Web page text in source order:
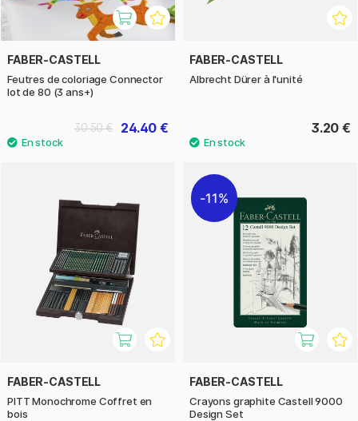
FABER-CASTELL
Feutres de coloriage Connector
lot de 80 (3 ans+)
24.40 €
30.50 €
FABER-CASTELL
Albrecht Dürer à l'unité
3.20 €
FABER-CASTELL
PITT Monochrome Coffret en
bois
11%
FABER-CASTELL
Crayons graphite Castell 9000
Design Set